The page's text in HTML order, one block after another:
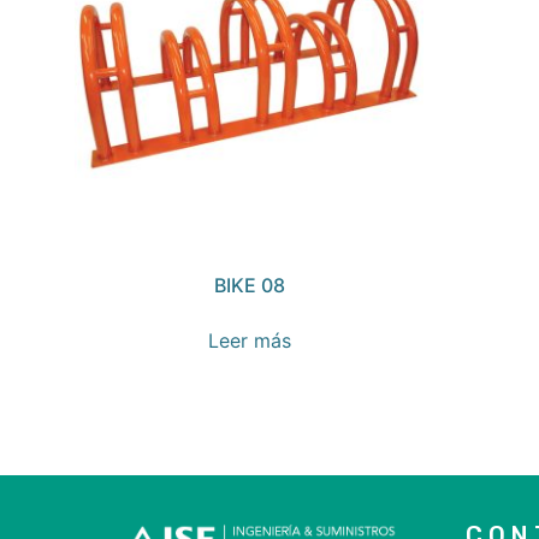
BIKE 08
Leer más